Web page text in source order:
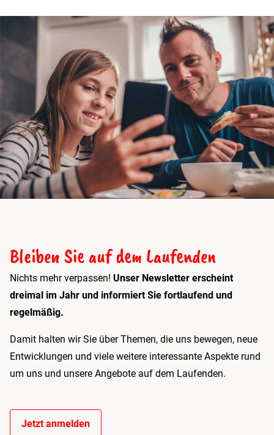
Bleiben Sie auf dem Laufenden
Nichts mehr verpassen! Unser Newsletter erscheint
dreimal im Jahr und informiert Sie fortlaufend und
regelmäßig.
Damit halten wir Sie über Themen, die uns bewegen, neue
Entwicklungen und viele weitere interessante Aspekte rund
um uns und unsere Angebote auf dem Laufenden.
Jetzt anmelden